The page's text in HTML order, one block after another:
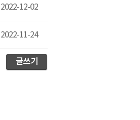
2022-12-02
2022-11-24
글쓰기